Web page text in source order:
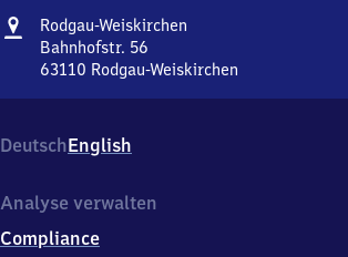
Adresse
Rodgau-Weiskirchen
Bahnhofstr. 56
63110 Rodgau-Weiskirchen
Bahnhofstr.
56,
3
1
DeutschEnglish
Analyse verwalten
Compliance